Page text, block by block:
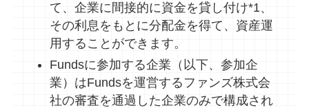
て、企業に間接的に資金を貸し付け*1、
その利息をもとに分配金を得て、資産運
用することができます。
Fundsに参加する企業（以下、参加企
業）はFundsを運営するファンズ株式会
社の審査を通過した企業のみで構成され